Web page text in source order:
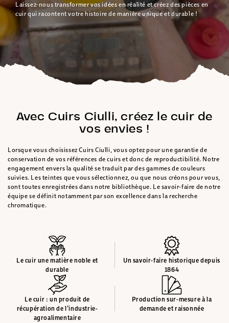
Laissez-nous transformer vos idées en réalité et créez des pièces en
cuir qui racontent votre histoire de manière unique et durable !
Avec Cuirs Ciulli, créez le cuir de
vos envies !
Lorsque vous choisissez Cuirs Ciulli, vous optez pour une garantie de
conservation de vos références de cuirs et donc de reproductibilité. Notre
engagement envers la qualité se traduit par des gammes de couleurs
suivies. Les teintes que vous sélectionnez, ou que nous créons pour vous,
sont toutes enregistrées dans notre bibliothèque. Le savoir-faire de notre
équipe se définit notamment par son excellence dans la recherche
chromatique.
Le cuir une matière noble et
durable
Un savoir-faire historique depuis
1864
Le cuir : un produit de
récupération de l’industrie-
agroalimentaire
Production sur-mesure à la
demande et raisonnée